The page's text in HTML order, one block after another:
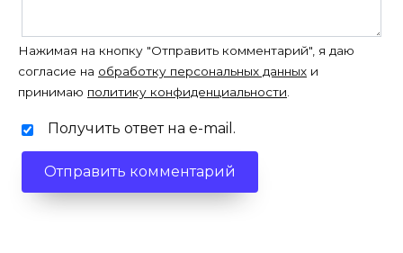
Нажимая на кнопку "Отправить комментарий", я даю
согласие на обработку персональных данных и
принимаю политику конфиденциальности.
Получить ответ на e-mail.